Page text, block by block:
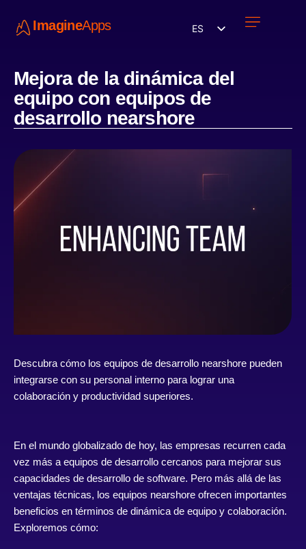
ImagineApps ES
Mejora de la dinámica del
equipo con equipos de
desarrollo nearshore
Descubra cómo los equipos de desarrollo nearshore pueden
integrarse con su personal interno para lograr una
colaboración y productividad superiores.
En el mundo globalizado de hoy, las empresas recurren cada
vez más a equipos de desarrollo cercanos para mejorar sus
capacidades de desarrollo de software. Pero más allá de las
ventajas técnicas, los equipos nearshore ofrecen importantes
beneficios en términos de dinámica de equipo y colaboración.
Exploremos cómo: